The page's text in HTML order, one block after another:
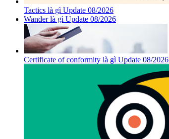
Tactics là gì Update 08/2026
Wander là gì Update 08/2026
Certificate of conformity là gì Update 08/2026